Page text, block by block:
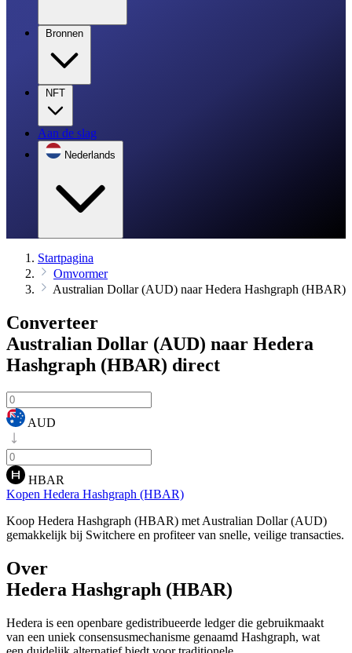
Bronnen
NFT
Aan de slag
Nederlands
Startpagina
Omvormer
Australian Dollar (AUD) naar Hedera Hashgraph (HBAR)
Converteer
Australian Dollar (AUD) naar Hedera
Hashgraph (HBAR) direct
AUD
HBAR
Kopen Hedera Hashgraph (HBAR)
Koop Hedera Hashgraph (HBAR) met Australian Dollar (AUD)
gemakkelijk bij Switchere en profiteer van snelle, veilige transacties.
Over
Hedera Hashgraph (HBAR)
Hedera is een openbare gedistribueerde ledger die gebruikmaakt
van een uniek consensusmechanisme genaamd Hashgraph, wat